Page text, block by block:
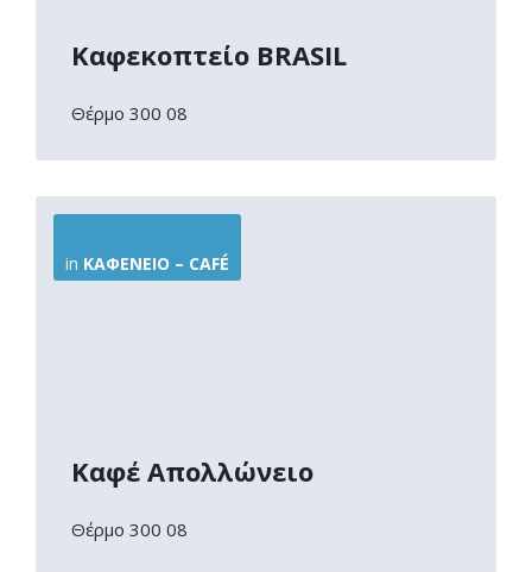
Καφεκοπτείο BRASIL
Θέρμο 300 08
Καφέ Απολλώνειο
Θέρμο 300 08
in ΚΑΦΕΝΕΊΟ – CAFÉ
More